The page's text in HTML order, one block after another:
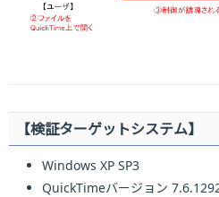
【検証ターゲットシステム】
Windows XP SP3
QuickTimeバージョン